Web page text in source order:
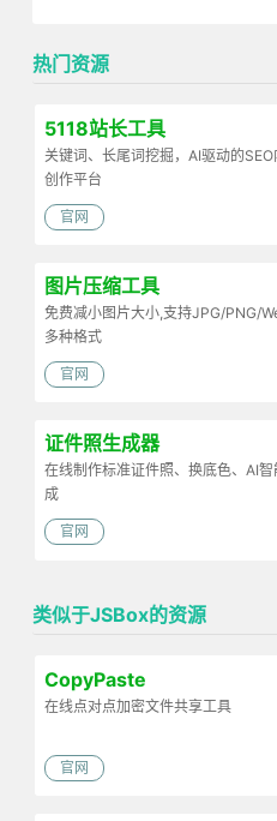
热门资源
5118站长工具
关键词、长尾词挖掘，AI驱动的SEO
创作平台
官网
图片压缩工具
免费减小图片大小,支持JPG/PNG/
多种格式
官网
证件照生成器
在线制作标准证件照、换底色、AI智
成
官网
类似于JSBox的资源
CopyPaste
在线点对点加密文件共享工具
官网